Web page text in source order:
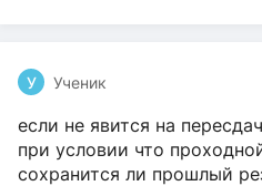
У Ученик
если не явится на
при условии что
сохранится ли прошлый